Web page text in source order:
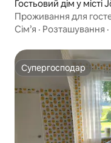
Гостьовий дім у місті
Проживання для
Сім’я · Розташування ·
Супергосподар
Супергосподар